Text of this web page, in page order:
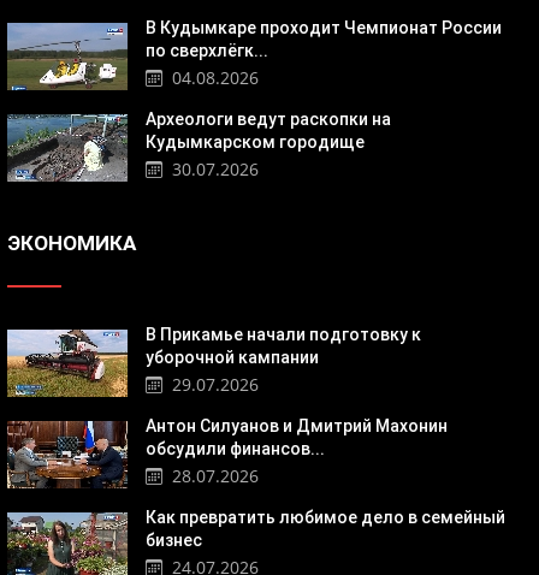
В Кудымкаре проходит Чемпионат России
по сверхлёгк...
04.08.2026
Археологи ведут раскопки на
Кудымкарском городище
30.07.2026
ЭКОНОМИКА
В Прикамье начали подготовку к
уборочной кампании
29.07.2026
Антон Силуанов и Дмитрий Махонин
обсудили финансов...
28.07.2026
Как превратить любимое дело в семейный
бизнес
24.07.2026